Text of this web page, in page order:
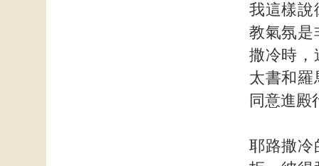
我這樣說
教氣氛是
撒冷時，
太書和羅
同意進殿
耶路撒冷